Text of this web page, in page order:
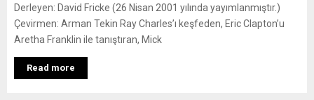
Derleyen: David Fricke (26 Nisan 2001 yılında yayımlanmıştır.)
Çevirmen: Arman Tekin Ray Charles’ı keşfeden, Eric Clapton’u
Aretha Franklin ile tanıştıran, Mick
Read more